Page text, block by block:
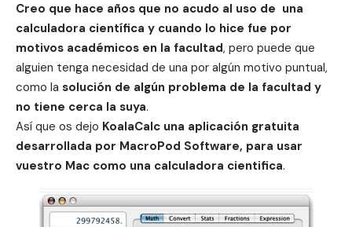
Creo que hace años que no acudo al uso de una
calculadora científica y cuando lo hice fue por
motivos académicos en la facultad, pero puede que
alguien tenga necesidad de una por algún motivo puntual,
como la solución de algún problema de la facultad y
no tiene cerca la suya.
Así que os dejo KoalaCalc una aplicación gratuita
desarrollada por MacroPod Software, para usar
vuestro Mac como una calculadora cientifica.